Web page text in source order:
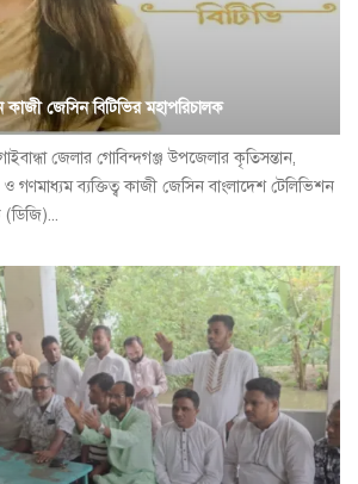
কাজী জেসিন বিটিভির মহাপরিচালক
জেলার গোবিন্দগঞ্জ উপজেলার কৃতিসন্তান,
ও গণমাধ্যম ব্যক্তিত্ব কাজী জেসিন বাংলাদেশ টেলিভিশন
(ডিজি)...